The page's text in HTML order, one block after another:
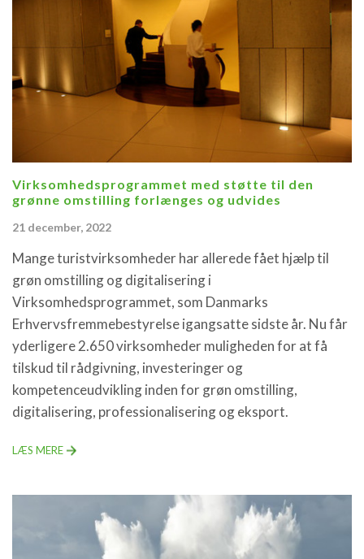
Virksomhedsprogrammet med støtte til den
grønne omstilling forlænges og udvides
21 december, 2022
Mange turistvirksomheder har allerede fået hjælp til
grøn omstilling og digitalisering i
Virksomhedsprogrammet, som Danmarks
Erhvervsfremmebestyrelse igangsatte sidste år. Nu får
yderligere 2.650 virksomheder muligheden for at få
tilskud til rådgivning, investeringer og
kompetenceudvikling inden for grøn omstilling,
digitalisering, professionalisering og eksport.
LÆS MERE